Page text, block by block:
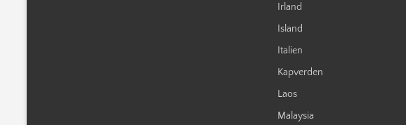
Irland
Island
Italien
Kapverden
Laos
Malaysia